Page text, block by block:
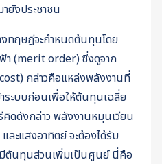
ยังประชาชน
งทฤษฎีจะกำหนดต้นทุนโดย
า (merit order) ซึ่งดูจาก
กล่าวคือแหล่งพลังงานที่
ระบบก่อนเพื่อให้ต้นทุนเฉลี่ย
คิดดังกล่าว พลังงานหมุนเวียน
ละแสงอาทิตย์ จะต้องได้รับ
ต้นทุนส่วนเพิ่มเป็นศูนย์ นี่คือ